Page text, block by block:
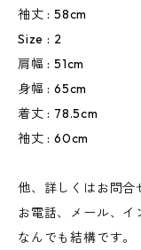
袖丈 : 58cm
Size : 2
肩幅 : 51cm
身幅 : 65cm
着丈 : 78.5cm
袖丈 : 60cm
他、詳しくはお問合
お電話、メール、イ
なんでも結構です。